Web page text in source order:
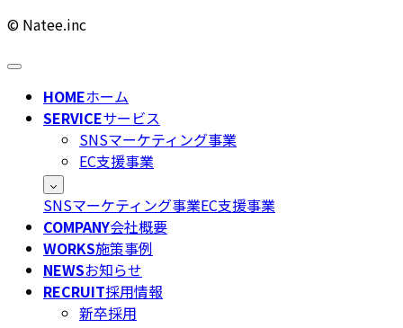
© Natee.inc
HOMEホーム
SERVICEサービス
SNSマーケティング事業
EC支援事業
SNSマーケティング事業EC支援事業
COMPANY会社概要
WORKS施策事例
NEWSお知らせ
RECRUIT採用情報
新卒採用